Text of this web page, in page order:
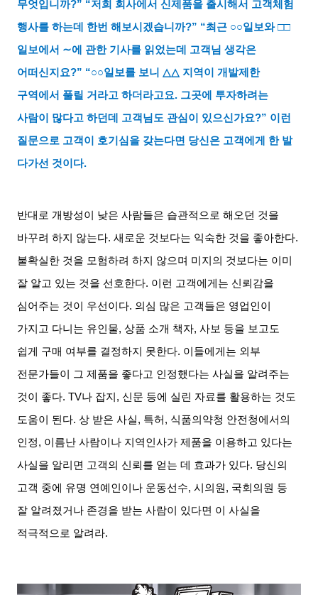
무엇입니까?” “저희 회사에서 신제품을 출시해서 고객체험
행사를 하는데 한번 해보시겠습니까?” “최근 ○○일보와□□
일보에서 ∼에 관한 기사를 읽었는데 고객님 생각은
어떠신지요?” “○○일보를 보니 △△ 지역이 개발제한
구역에서 풀릴 거라고 하더라고요. 그곳에 투자하려는
사람이 많다고 하던데 고객님도 관심이 있으신가요?” 이런
질문으로 고객이 호기심을 갖는다면 당신은 고객에게 한 발
다가선 것이다.
반대로 개방성이 낮은 사람들은 습관적으로 해오던 것을
바꾸려 하지 않는다.새로운 것보다는 익숙한 것을 좋아한다.
불확실한 것을 모험하려 하지 않으며 미지의 것보다는 이미
잘 알고 있는 것을 선호한다. 이런 고객에게는 신뢰감을
심어주는 것이 우선이다. 의심 많은 고객들은 영업인이
가지고 다니는 유인물,상품 소개 책자,사보 등을 보고도
쉽게 구매 여부를 결정하지 못한다. 이들에게는 외부
전문가들이 그 제품을 좋다고 인정했다는 사실을 알려주는
것이 좋다. TV나 잡지 , 신문 등에 실린 자료를 활용하는 것도
도움이 된다.상 받은 사실, 특허 , 식품의약청 안전청에서의
인정, 이름난 사람이나 지역인사가 제품을 이용하고 있다는
사실을 알리면 고객의 신뢰를 얻는 데 효과가 있다. 당신의
고객 중에 유명 연예인이나 운동선수,시의원 , 국회의원 등
잘 알려졌거나 존경을 받는 사람이 있다면 이 사실을
적극적으로 알려라.